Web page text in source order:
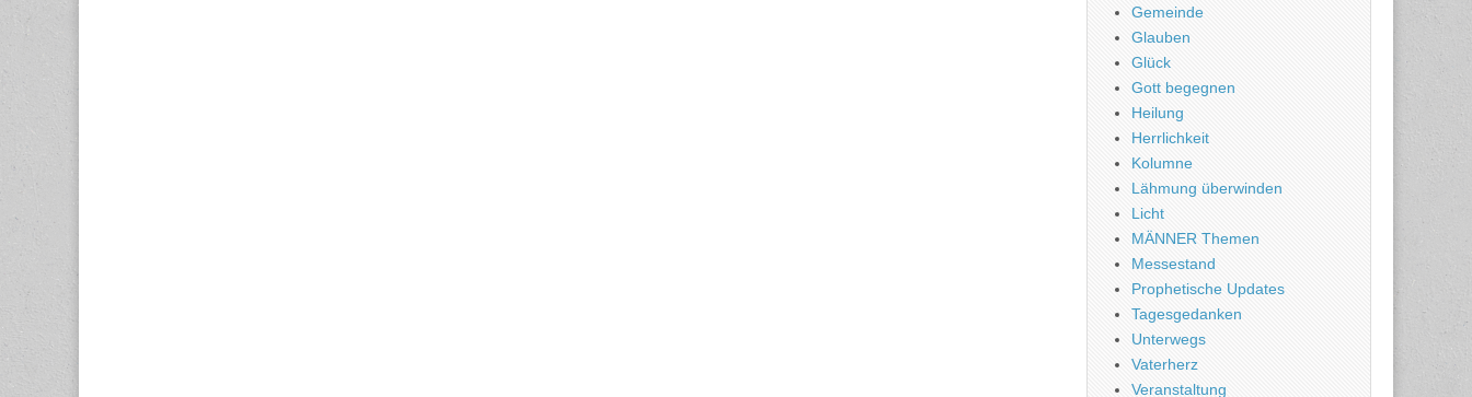
Gemeinde
Glauben
Glück
Gott begegnen
Heilung
Herrlichkeit
Kolumne
Lähmung überwinden
Licht
MÄNNER Themen
Messestand
Prophetische Updates
Tagesgedanken
Unterwegs
Vaterherz
Veranstaltung